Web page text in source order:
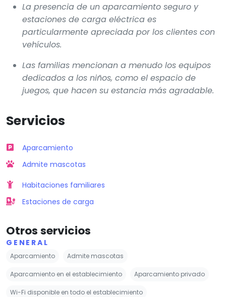
La presencia de un aparcamiento seguro y
estaciones de carga eléctrica es
particularmente apreciada por los clientes con
vehículos.
Las familias mencionan a menudo los equipos
dedicados a los niños, como el espacio de
juegos, que hacen su estancia más agradable.
Servicios
Aparcamiento
Admite mascotas
Habitaciones familiares
Estaciones de carga
Otros servicios
GENERAL
Aparcamiento Admite mascotas
Aparcamiento en el establecimiento Aparcamiento privado
Wi-Fi disponible en todo el establecimiento